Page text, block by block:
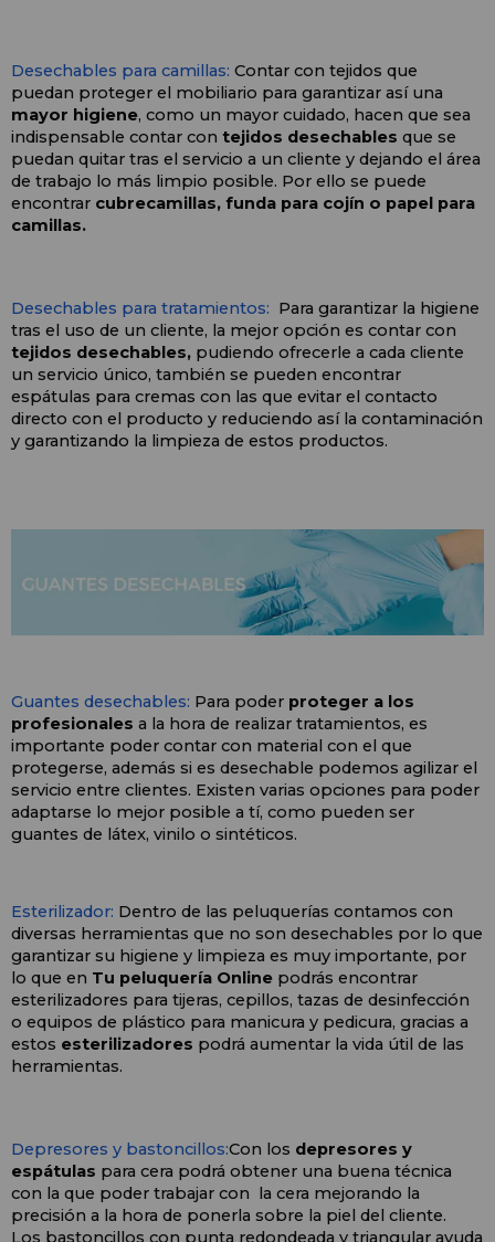
Desechables para camillas: Contar con tejidos que
mayor higiene, como un mayor cuidado, hacen que sea
indispensable contar con tejidos desechables que se
puedan quitar tras el servicio a un cliente y dejando el área
de trabajo lo más limpio posible. Por ello se puede
encontrar cubrecamillas, funda para cojín o papel para
camillas.
Desechables para tratamientos: Para garantizar la higiene
tejidos desechables, pudiendo ofrecerle a cada cliente
un servicio único, también se pueden encontrar
espátulas para cremas con las que evitar el contacto
directo con el producto y reduciendo así la contaminación
y garantizando la limpieza de estos productos.
Guantes desechables: Para poder proteger a los
profesionales a la hora de realizar tratamientos, es
importante poder contar con material con el que
protegerse, además si es desechable podemos agilizar el
servicio entre clientes. Existen varias opciones para poder
adaptarse lo mejor posible a tí, como pueden ser
guantes de látex, vinilo o sintéticos.
Esterilizador: Dentro de las peluquerías contamos con
diversas herramientas que no son desechables por lo que
garantizar su higiene y limpieza es muy importante, por
lo que en Tu peluquería Online podrás encontrar
esterilizadores para tijeras, cepillos, tazas de desinfección
o equipos de plástico para manicura y pedicura, gracias a
estos esterilizadores podrá aumentar la vida útil de las
herramientas.
Depresores y bastoncillos:Con los depresores y
espátulas para cera podrá obtener una buena técnica
con la que poder trabajar con  la cera mejorando la
precisión a la hora de ponerla sobre la piel del cliente.
Los bastoncillos con punta redondeada y triangular ayuda